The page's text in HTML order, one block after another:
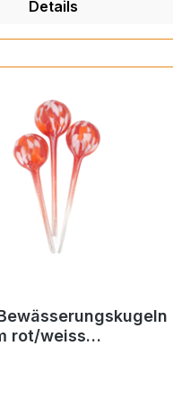
Details
rot/weiss